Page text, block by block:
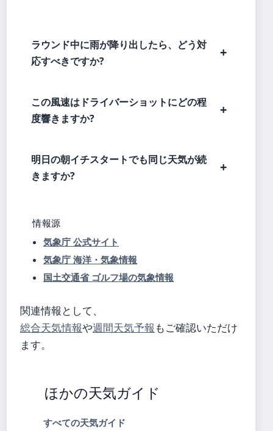
ラウンド中に雨が降り出したら、どう対
応すべきですか?
この風速はドライバーショットにどの程
度響きますか?
明日の朝イチスタートでも同じ天気が続
きますか?
情報源
気象庁 公式サイト
気象庁 海洋・気象情報
国土交通省 ゴルフ場の気象情報
関連情報として、
総合天気情報や週間天気予報 もご確認いただけ
ます。
ほかの天気ガイド
すべての天気ガイド